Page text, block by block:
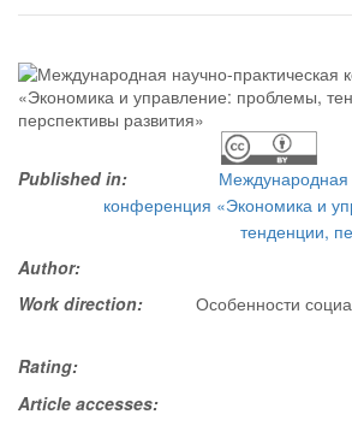
Published in:
Международная
конференция «Экономика и
тенденции,
Author:
Work direction:
Особенности
Rating:
Article accesses: